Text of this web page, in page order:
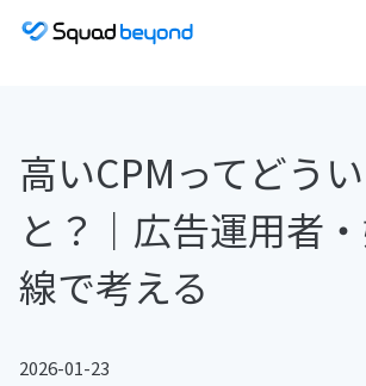
高いCPMってどう
と？｜広告運用者
線で考える
2026-01-23